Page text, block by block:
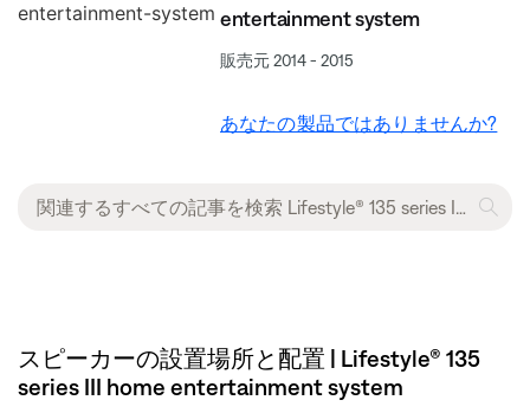
entertainment system
販売元 2014 - 2015
あなたの製品ではありませんか?
スピーカーの設置場所と配置 | Lifestyle® 135
series III home entertainment system